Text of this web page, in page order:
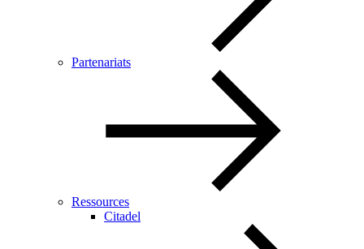
Partenariats
Ressources
Citadel